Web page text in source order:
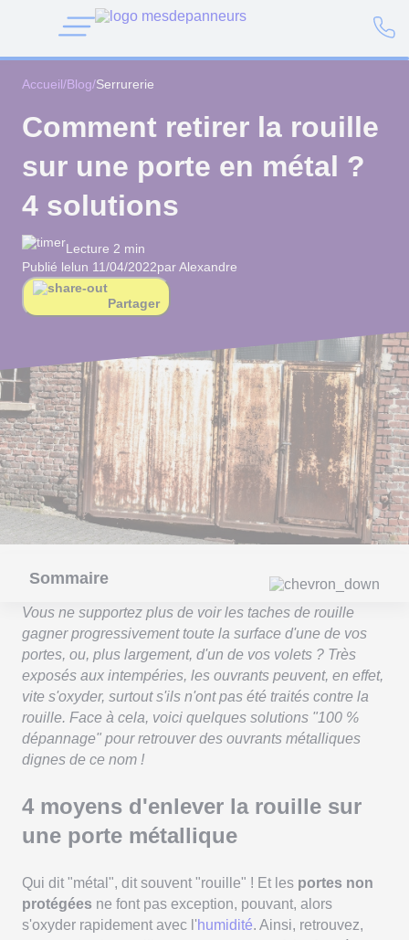
Accueil/Blog/Serrurerie
Comment retirer la rouille
sur une porte en métal ?
4 solutions
Lecture 2 min
Publié lelun 11/04/2022par Alexandre
Partager
Sommaire
Vous ne supportez plus de voir les taches de rouille
gagner progressivement toute la surface d'une de vos
portes, ou, plus largement, d'un de vos volets ? Très
exposés aux intempéries, les ouvrants peuvent, en effet,
vite s'oxyder, surtout s'ils n'ont pas été traités contre la
rouille. Face à cela, voici quelques solutions "100 %
dépannage" pour retrouver des ouvrants métalliques
dignes de ce nom !
4 moyens d'enlever la rouille sur
une porte métallique
Qui dit "métal", dit souvent "rouille" ! Et les portes non
protégées ne font pas exception, pouvant, alors
s'oxyder rapidement avec l'humidité. Ainsi, retrouvez,